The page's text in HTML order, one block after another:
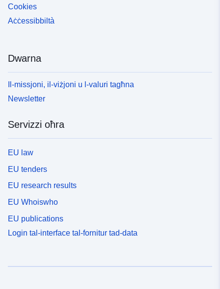
Cookies
Aċċessibbiltà
Dwarna
Il-missjoni, il-viżjoni u l-valuri tagħna
Newsletter
Servizzi oħra
EU law
EU tenders
EU research results
EU Whoiswho
EU publications
Login tal-interface tal-fornitur tad-data